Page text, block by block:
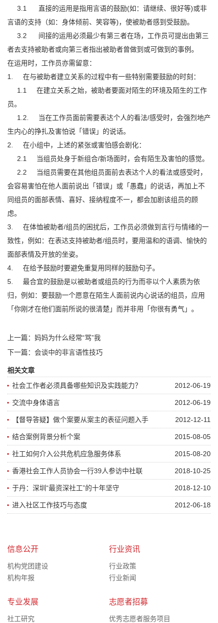
3.1 直接的运用是指用言语的鼓励(如：请继续、很好等)或非
言语的支持（如：身体倾前、笑容等)，使被助者感到受鼓励。
3.2 间接的运用必须最少有第三者在场，工作员可提出由第三
者去支持被助者或向第三者指出被助者曾做到或可做到的事例。
在运用时，工作员亦需留意：
1. 在与被助者建立关系的过程中有一些特别需要鼓励的时刻：
1.1 在建立关系之始，被助者要面对陌生的环境及陌生的工作
员。
1.2. 当在工作员面前需要表达个人的看法/感受时，会强烈地产
生内心的挣扎及害怕说「错误」的说话。
2. 在小组中，上述的紧张或害怕感会剧化：
2.1 当组员处身于新组合/新场面时，会有陌生及害怕的感觉。
2.2 当组员需要在其他组员面前去表达个人的看法或感受时，
会容易害怕在他人面前说出「错误」或「愚蠢」的说话，再加上不
同组员的面部表情、喜好、接纳程度不一，都会加剧该组员的顾
虑。
3. 在体恤被助者/组员的困扰后，工作员必须做到言行与情绪的一
致性，例如：在表达支持被助者/组员时，要用温和的语调、愉快的
面部表情及开放的坐姿。
4. 在给予鼓励时要避免重复用同样的鼓励句子。
5. 最合宜的鼓励是以被助者或组员的行为而非以个人素质为依
归，例如：要鼓励一个愿意在陌生人面前说内心说话的组员，应用
「你刚才在他们面前所说的很清楚」而并非用「你很有勇气」。
上一篇： 妈妈为什么经常“骂”我
下一篇： 会谈中的非言语性技巧
相关文章
2012-06-19
社会工作者必须具备哪些知识及实践能力？
2012-06-19
交流中身体语言
2012-12-11
【督导答疑】做个案要从案主的表征问题入手
2015-08-05
结合案例背景分析个案
2015-08-20
社工如何介入公共危机应急服务体系
2018-10-25
香港社会工作人员协会一行39人参访中社联
2018-12-10
于丹：深圳“最资深社工”的十年坚守
2012-06-18
进入社区工作技巧与态度
信息公开
机构党团建设
机构年报
行业资讯
行业政策
行业新闻
专业发展
社工研究
志愿者招募
优秀志愿者服务项目